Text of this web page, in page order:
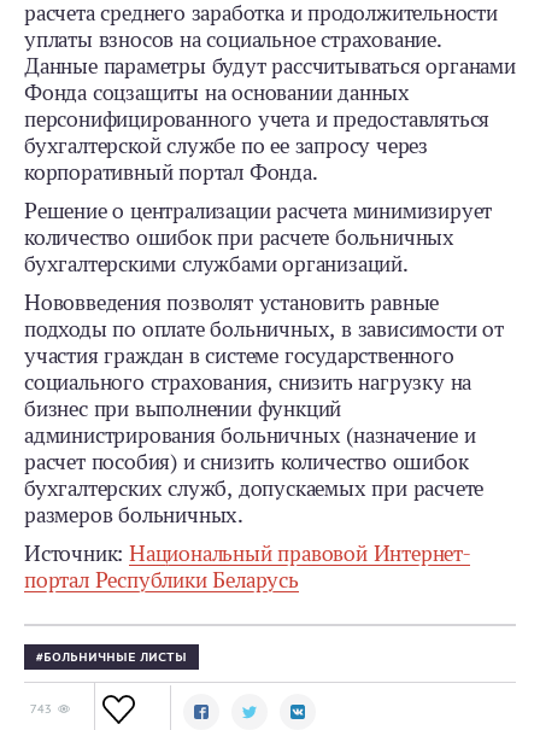
расчета среднего заработка и продолжительности
уплаты взносов на социальное страхование.
Данные параметры будут рассчитываться органами
Фонда соцзащиты на основании данных
персонифицированного учета и предоставляться
бухгалтерской службе по ее запросу через
корпоративный портал Фонда.
Решение о централизации расчета минимизирует
количество ошибок при расчете больничных
бухгалтерскими службами организаций.
Нововведения позволят установить равные
подходы по оплате больничных, в зависимости от
участия граждан в системе государственного
социального страхования, снизить нагрузку на
бизнес при выполнении функций
администрирования больничных (назначение и
расчет пособия) и снизить количество ошибок
бухгалтерских служб, допускаемых при расчете
размеров больничных.
Источник:Национальный правовой Интернет-
портал Республики Беларусь
БОЛЬНИЧНЫЕ ЛИСТЫ
743